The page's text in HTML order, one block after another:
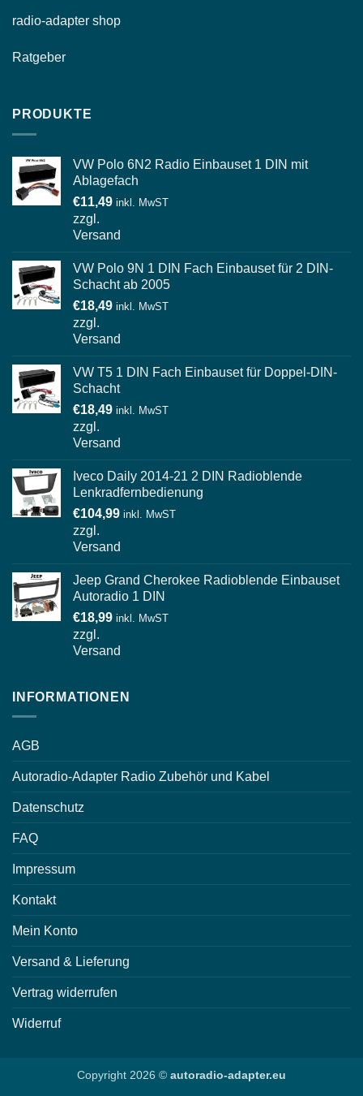
radio-adapter shop
Ratgeber
PRODUKTE
VW Polo 6N2 Radio Einbauset 1 DIN mit
Ablagefach
€11,49 inkl. MwST
zzgl.
Versand
VW Polo 9N 1 DIN Fach Einbauset für 2 DIN-
Schacht ab 2005
€18,49 inkl. MwST
zzgl.
Versand
VW T5 1 DIN Fach Einbauset für Doppel-DIN-
Schacht
€18,49 inkl. MwST
zzgl.
Versand
Iveco Daily 2014-21 2 DIN Radioblende
Lenkradfernbedienung
€104,99 inkl. MwST
zzgl.
Versand
Jeep Grand Cherokee Radioblende Einbauset
Autoradio 1 DIN
€18,99 inkl. MwST
zzgl.
Versand
INFORMATIONEN
AGB
Autoradio-Adapter Radio Zubehör und Kabel
Datenschutz
FAQ
Impressum
Kontakt
Mein Konto
Versand & Lieferung
Vertrag widerrufen
Widerruf
Copyright 2026 © autoradio-adapter.eu